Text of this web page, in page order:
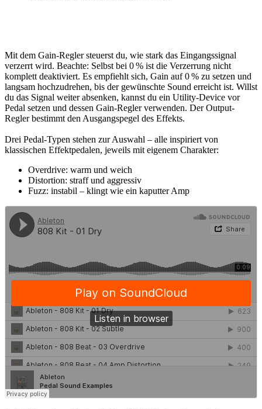
Mit dem Gain-Regler steuerst du, wie stark das Eingangssignal
verzerrt wird. Beachte: Selbst bei 0 % ist die Verzerrung nicht
komplett deaktiviert. Es empfiehlt sich, Gain auf 0 % zu setzen und
langsam hochzudrehen, bis der gewünschte Sound erreicht ist. Willst
du das Signal weiter absenken, kannst du ein Utility-Device vor
Pedal setzen und dessen Gain-Regler verwenden. Der Output-
Regler bestimmt den Ausgangspegel des Effekts.
Drei Pedal-Typen stehen zur Auswahl – alle inspiriert von
klassischen Effektpedalen, jeweils mit eigenem Charakter:
Overdrive: warm und weich
Distortion: straff und aggressiv
Fuzz: instabil – klingt wie ein kaputter Amp